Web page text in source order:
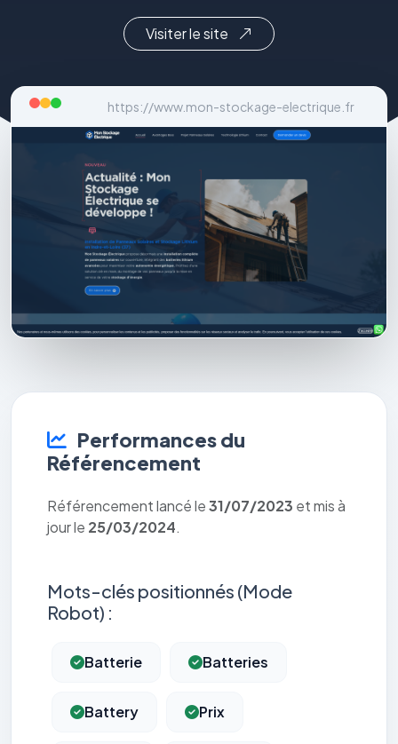
Visiter le site
https://www.mon-stockage-electrique.fr
Performances du
Référencement
Référencement lancé le31/07/2023 et mis à
jour le 25/03/2024.
Mots-clés positionnés (Mode
Robot) :
Batterie Batteries
Battery Prix